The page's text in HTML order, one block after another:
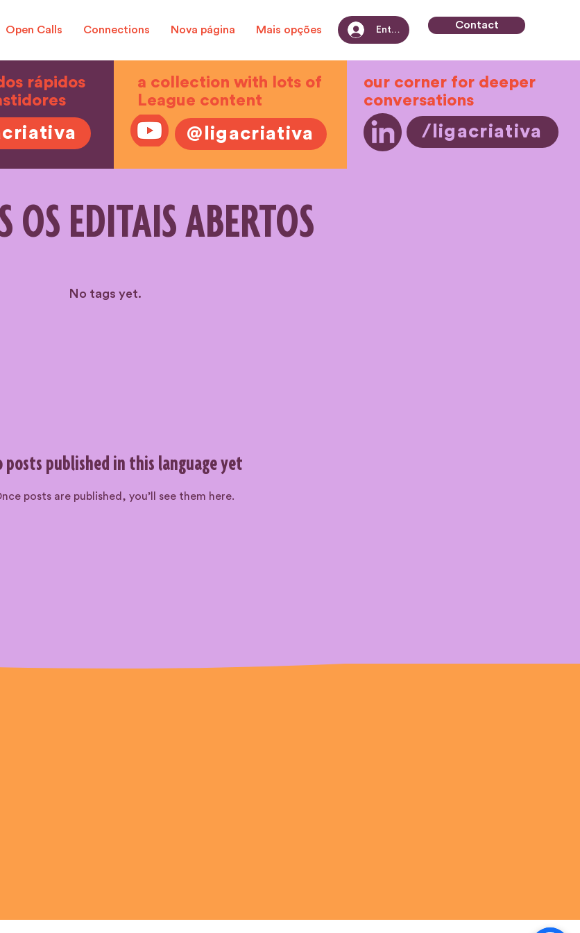
Open Calls Connections Nova página Mais opções Entrar Contact
rápidos
a collection with lots of
League content
@ligacriativa /ligacriativa
our corner for deeper
conversations
OS EDITAIS ABERTOS
No tags yet.
posts published in this language yet
posts are published, you’ll see them here.